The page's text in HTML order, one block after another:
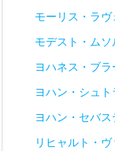
モーリス・ラヴ
モデスト・ム
ヨハネス・ブラ
ヨハン・シュ
ヨハン・セバ
リヒャルト・